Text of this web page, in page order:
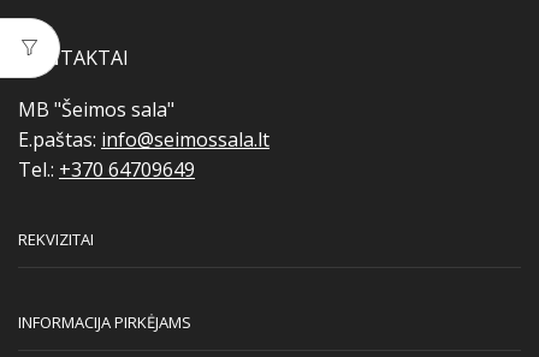
KONTAKTAI
MB "Šeimos sala"
E.paštas: info@seimossala.lt
Tel.: +370 64709649
REKVIZITAI
INFORMACIJA PIRKĖJAMS